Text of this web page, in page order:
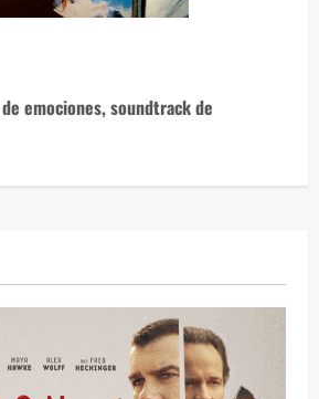
emociones, soundtrack de